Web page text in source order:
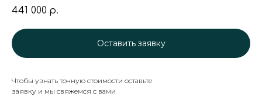
441 000 р.
Оставить заявку
Чтобы узнать точную стоимости оставьте
заявку и мы свяжемся с вами